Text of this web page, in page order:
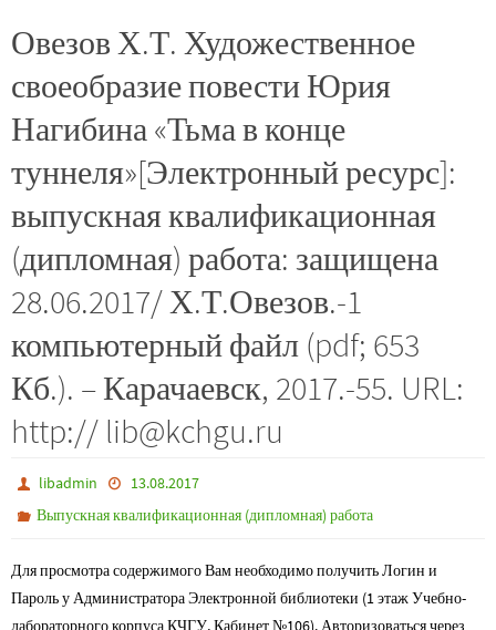
Овезов Х.Т. Художественное
своеобразие повести Юрия
Нагибина «Тьма в конце
туннеля»[Электронный ресурс]:
выпускная квалификационная
(дипломная) работа: защищена
28.06.2017/ Х.Т.Овезов.-1
компьютерный файл (pdf; 653
Кб.). – Карачаевск, 2017.-55. URL:
http:// lib@kchgu.ru
libadmin
13.08.2017
Выпускная квалификационная (дипломная) работа
Для просмотра содержимого Вам необходимо получить Логин и
Пароль у Администратора Электронной библиотеки (1 этаж Учебно-
лабораторного корпуса КЧГУ, Кабинет №106). Авторизоваться через